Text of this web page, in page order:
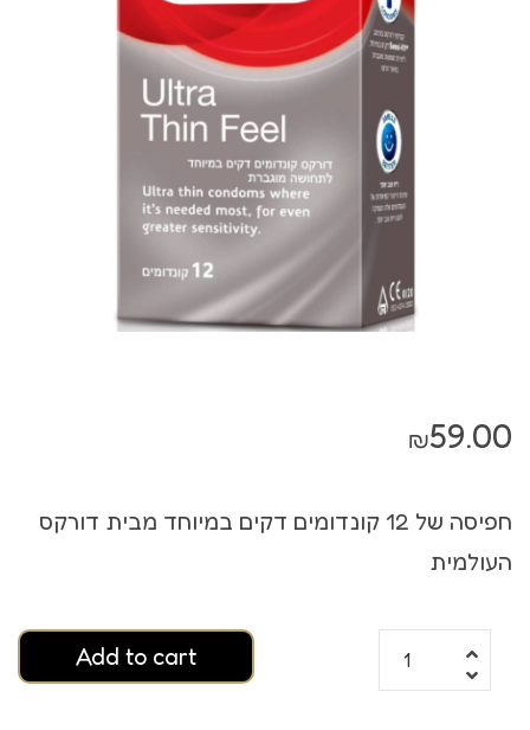
₪59.00
חפיסה של 12 קונדומים דקים במיוחד מבית דורקס
העולמית
Add to cart